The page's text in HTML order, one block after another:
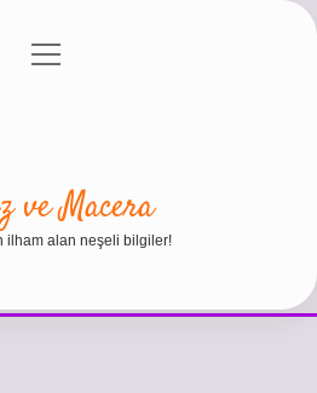
Politikası
menüyü
ve Macera
ilham alan neşeli bilgiler!